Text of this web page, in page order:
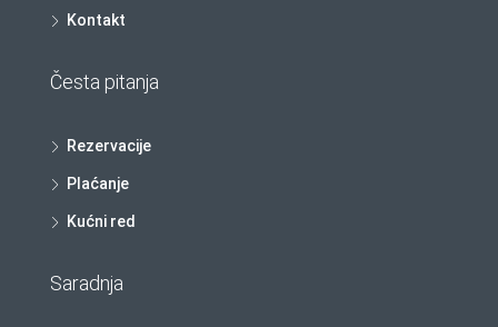
Kontakt
Česta pitanja
Rezervacije
Plaćanje
Kućni red
Saradnja